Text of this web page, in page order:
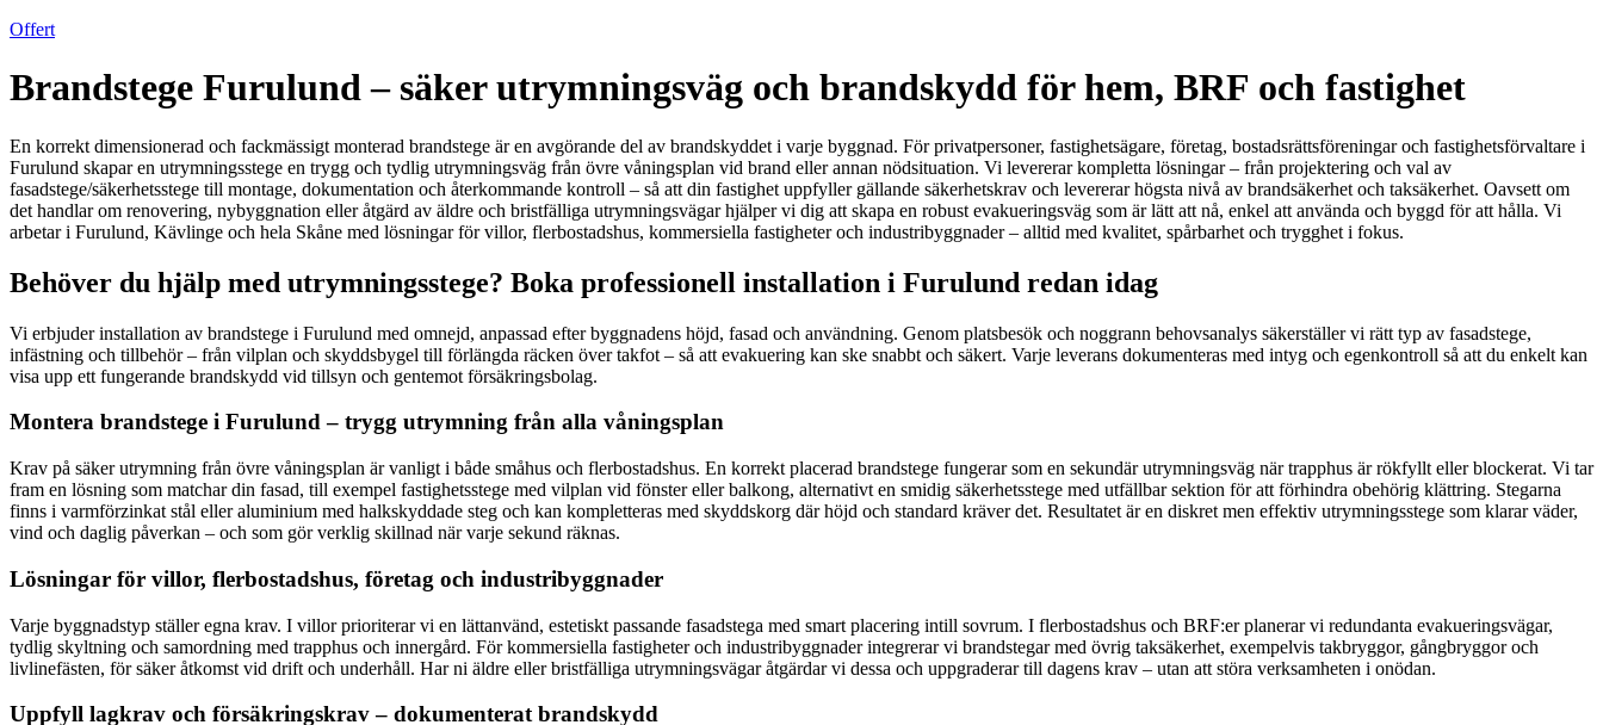
Offert
Brandstege Furulund – säker utrymningsväg och brandskydd för hem, BRF och fastighet
En korrekt dimensionerad och fackmässigt monterad brandstege är en avgörande del av brandskyddet i varje byggnad. För privatpersoner, fastighetsägare, företag, bostadsrättsföreningar och fastighetsförvaltare i
Furulund skapar en utrymningsstege en trygg och tydlig utrymningsväg från övre våningsplan vid brand eller annan nödsituation. Vi levererar kompletta lösningar – från projektering och val av
fasadstege/säkerhetsstege till montage, dokumentation och återkommande kontroll – så att din fastighet uppfyller gällande säkerhetskrav och levererar högsta nivå av brandsäkerhet och taksäkerhet. Oavsett om
det handlar om renovering, nybyggnation eller åtgärd av äldre och bristfälliga utrymningsvägar hjälper vi dig att skapa en robust evakueringsväg som är lätt att nå, enkel att använda och byggd för att hålla. Vi
arbetar i Furulund, Kävlinge och hela Skåne med lösningar för villor, flerbostadshus, kommersiella fastigheter och industribyggnader – alltid med kvalitet, spårbarhet och trygghet i fokus.
Behöver du hjälp med utrymningsstege? Boka professionell installation i Furulund redan idag
Vi erbjuder installation av brandstege i Furulund med omnejd, anpassad efter byggnadens höjd, fasad och användning. Genom platsbesök och noggrann behovsanalys säkerställer vi rätt typ av fasadstege,
infästning och tillbehör – från vilplan och skyddsbygel till förlängda räcken över takfot – så att evakuering kan ske snabbt och säkert. Varje leverans dokumenteras med intyg och egenkontroll så att du enkelt kan
visa upp ett fungerande brandskydd vid tillsyn och gentemot försäkringsbolag.
Montera brandstege i Furulund – trygg utrymning från alla våningsplan
Krav på säker utrymning från övre våningsplan är vanligt i både småhus och flerbostadshus. En korrekt placerad brandstege fungerar som en sekundär utrymningsväg när trapphus är rökfyllt eller blockerat. Vi tar
fram en lösning som matchar din fasad, till exempel fastighetsstege med vilplan vid fönster eller balkong, alternativt en smidig säkerhetsstege med utfällbar sektion för att förhindra obehörig klättring. Stegarna
finns i varmförzinkat stål eller aluminium med halkskyddade steg och kan kompletteras med skyddskorg där höjd och standard kräver det. Resultatet är en diskret men effektiv utrymningsstege som klarar väder,
vind och daglig påverkan – och som gör verklig skillnad när varje sekund räknas.
Lösningar för villor, flerbostadshus, företag och industribyggnader
Varje byggnadstyp ställer egna krav. I villor prioriterar vi en lättanvänd, estetiskt passande fasadstega med smart placering intill sovrum. I flerbostadshus och BRF:er planerar vi redundanta evakueringsvägar,
tydlig skyltning och samordning med trapphus och innergård. För kommersiella fastigheter och industribyggnader integrerar vi brandstegar med övrig taksäkerhet, exempelvis takbryggor, gångbryggor och
livlinefästen, för säker åtkomst vid drift och underhåll. Har ni äldre eller bristfälliga utrymningsvägar åtgärdar vi dessa och uppgraderar till dagens krav – utan att störa verksamheten i onödan.
Uppfyll lagkrav och försäkringskrav – dokumenterat brandskydd